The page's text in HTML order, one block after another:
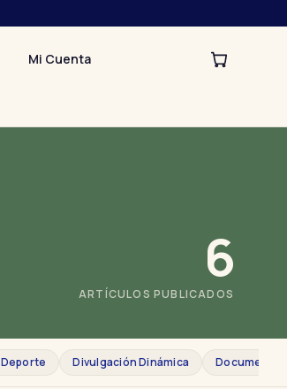
Mi Cuenta
6
ARTÍCULOS PUBLICADOS
Deporte Divulgación Dinámica Documentos